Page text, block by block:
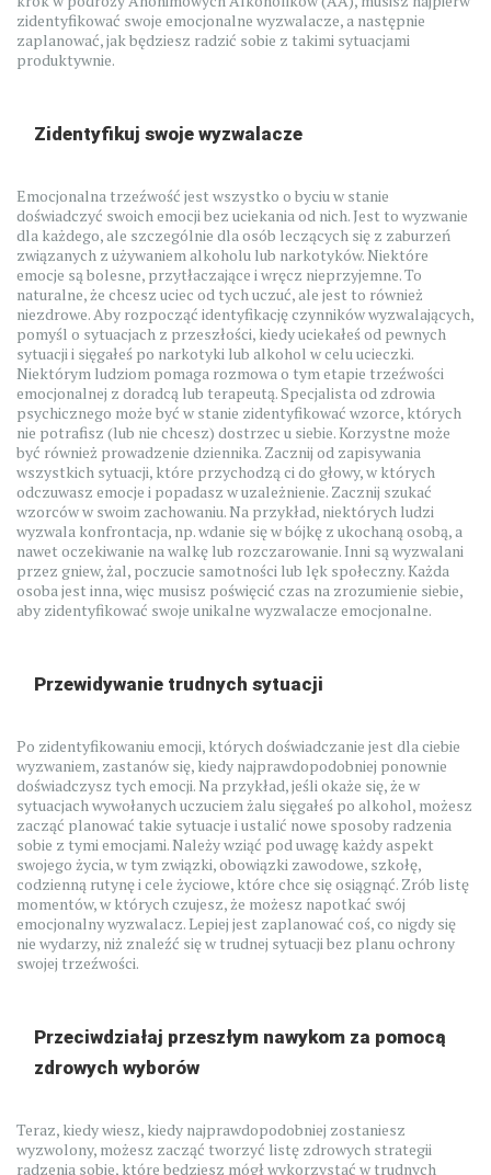
zidentyfikować swoje emocjonalne wyzwalacze, a następnie
zaplanować, jak będziesz radzić sobie z takimi sytuacjami
produktywnie.
Zidentyfikuj swoje wyzwalacze
Emocjonalna trzeźwość jest wszystko o byciu w stanie
doświadczyć swoich emocji bez uciekania od nich. Jest to wyzwanie
dla każdego, ale szczególnie dla osób leczących się z zaburzeń
związanych z używaniem alkoholu lub narkotyków. Niektóre
emocje są bolesne, przytłaczające i wręcz nieprzyjemne. To
naturalne, że chcesz uciec od tych uczuć, ale jest to również
niezdrowe. Aby rozpocząć identyfikację czynników wyzwalających,
pomyśl o sytuacjach z przeszłości, kiedy uciekałeś od pewnych
sytuacji i sięgałeś po narkotyki lub alkohol w celu ucieczki.
Niektórym ludziom pomaga rozmowa o tym etapie trzeźwości
emocjonalnej z doradcą lub terapeutą. Specjalista od zdrowia
psychicznego może być w stanie zidentyfikować wzorce, których
nie potrafisz (lub nie chcesz) dostrzec u siebie. Korzystne może
być również prowadzenie dziennika. Zacznij od zapisywania
wszystkich sytuacji, które przychodzą ci do głowy, w których
odczuwasz emocje i popadasz w uzależnienie. Zacznij szukać
wzorców w swoim zachowaniu. Na przykład, niektórych ludzi
wyzwala konfrontacja, np. wdanie się w bójkę z ukochaną osobą, a
nawet oczekiwanie na walkę lub rozczarowanie. Inni są wyzwalani
przez gniew, żal, poczucie samotności lub lęk społeczny. Każda
osoba jest inna, więc musisz poświęcić czas na zrozumienie siebie,
aby zidentyfikować swoje unikalne wyzwalacze emocjonalne.
Przewidywanie trudnych sytuacji
Po zidentyfikowaniu emocji, których doświadczanie jest dla ciebie
wyzwaniem, zastanów się, kiedy najprawdopodobniej ponownie
doświadczysz tych emocji. Na przykład, jeśli okaże się, że w
sytuacjach wywołanych uczuciem żalu sięgałeś po alkohol, możesz
zacząć planować takie sytuacje i ustalić nowe sposoby radzenia
sobie z tymi emocjami. Należy wziąć pod uwagę każdy aspekt
swojego życia, w tym związki, obowiązki zawodowe, szkołę,
codzienną rutynę i cele życiowe, które chce się osiągnąć. Zrób listę
momentów, w których czujesz, że możesz napotkać swój
emocjonalny wyzwalacz. Lepiej jest zaplanować coś, co nigdy się
nie wydarzy, niż znaleźć się w trudnej sytuacji bez planu ochrony
swojej trzeźwości.
Przeciwdziałaj przeszłym nawykom za pomocą
zdrowych wyborów
Teraz, kiedy wiesz, kiedy najprawdopodobniej zostaniesz
wyzwolony, możesz zacząć tworzyć listę zdrowych strategii
radzenia sobie, które będziesz mógł wykorzystać w trudnych